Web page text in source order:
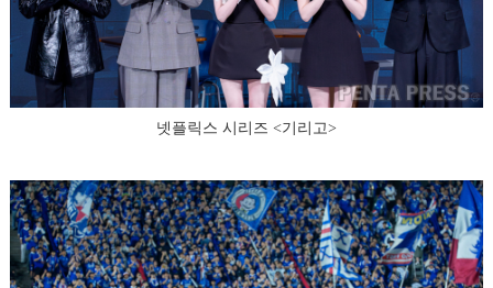
넷플릭스 시리즈 <기리고>